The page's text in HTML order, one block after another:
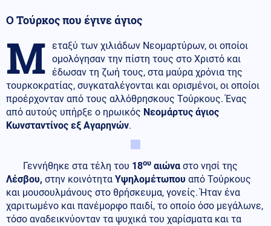
Ο Τούρκος που έγινε άγιος
Μ εταξύ των χιλιάδων Νεομαρτύρων, οι οποίοι
ομολόγησαν την πίστη τους στο Χριστό και
έδωσαν τη ζωή τους, στα μαύρα χρόνια της
τουρκοκρατίας, συγκαταλέγονται και ορισμένοι, οι οποίοι
προέρχονταν από τους αλλόθρησκους Τούρκους. Ένας
από αυτούς υπήρξε ο ηρωικός Νεομάρτυς άγιος
Κωνσταντίνος εξ Αγαρηνών.
Γεννήθηκε στα τέλη του 18ου αιώνα στο νησί της
Λέσβου, στην κοινότητα Υψηλομέτωπου από Τούρκους
και μουσουλμάνους στο θρήσκευμα, γονείς. Ήταν ένα
χαριτωμένο και πανέμορφο παιδί, το οποίο όσο μεγάλωνε,
τόσο αναδεικνύονταν τα ψυχικά του χαρίσματα και τα